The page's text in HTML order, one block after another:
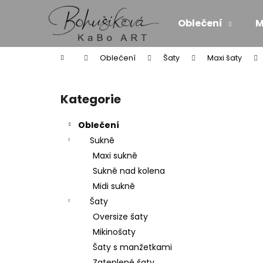
Oblečení
Domů Oblečení Šaty Maxi šaty
Přeskočit
kategorie
Kategorie
Oblečení
Sukně
Maxi sukně
Sukně nad kolena
Midi sukně
Šaty
Oversize šaty
Mikinošaty
Šaty s manžetkami
í
Zpět
do
Zpět
do
MAXI ŠATY - NÁDECH A VÝDECH